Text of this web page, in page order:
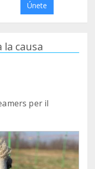
Únete
la causa
per il